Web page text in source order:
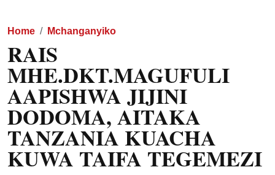
Home Mchanganyiko
RAIS
MHE.DKT.MAGUFULI
AAPISHWA JIJINI
DODOMA, AITAKA
TANZANIA KUACHA
KUWA TAIFA TEGEMEZI